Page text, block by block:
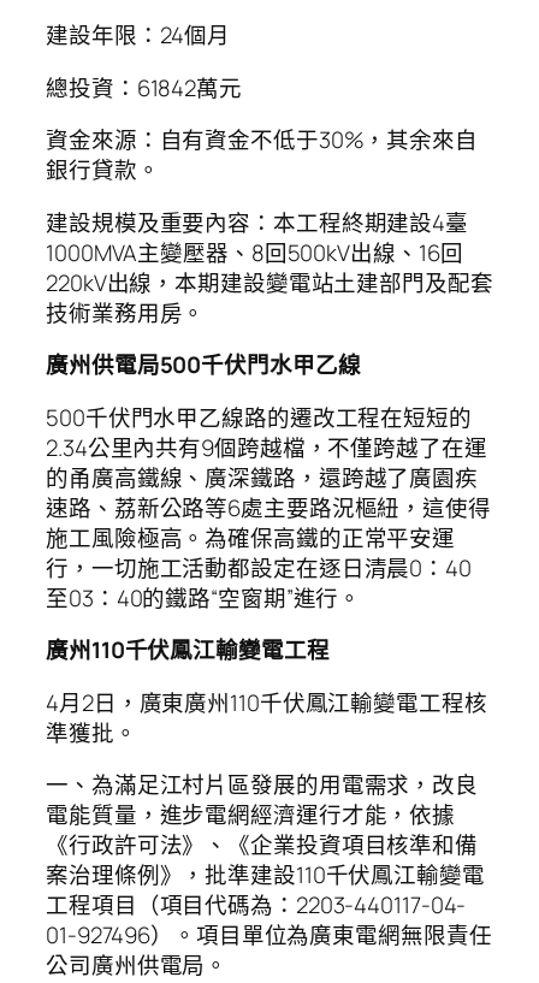
建設年限：24個月
總投資：61842萬元
資金來源：自有資金不低于30%，其余來自
銀行貸款。
建設規模及重要內容：本工程終期建設4臺
1000MVA主變壓器、8回500kV出線、16回
220kV出線，本期建設變電站土建部門及配套
技術業務用房。
廣州供電局500千伏門水甲乙線
500千伏門水甲乙線路的遷改工程在短短的
2.34公里內共有9個跨越檔，不僅跨越了在運
的甬廣高鐵線、廣深鐵路，還跨越了廣園疾
速路、荔新公路等6處主要路況樞紐，這使得
施工風險極高。為確保高鐵的正常平安運
行，一切施工活動都設定在逐日清晨0：40
至03：40的鐵路“空窗期”進行。
廣州110千伏鳳江輸變電工程
4月2日，廣東廣州110千伏鳳江輸變電工程核
準獲批。
一、為滿足江村片區發展的用電需求，改良
電能質量，進步電網經濟運行才能，依據
《行政許可法》、《企業投資項目核準和備
案治理條例》，批準建設110千伏鳳江輸變電
工程項目（項目代碼為：2203-440117-04-
01-927496）。項目單位為廣東電網無限責任
公司廣州供電局。